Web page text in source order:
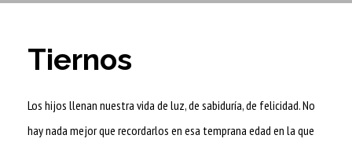
Tiernos
Los hijos llenan nuestra vida de luz, de sabiduría, de felicidad. No
hay nada mejor que recordarlos en esa temprana edad en la que